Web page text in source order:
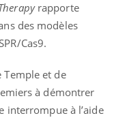
rapporte
des modèles
Cas9.
Temple et de
à démontrer
interrompue à l’aide